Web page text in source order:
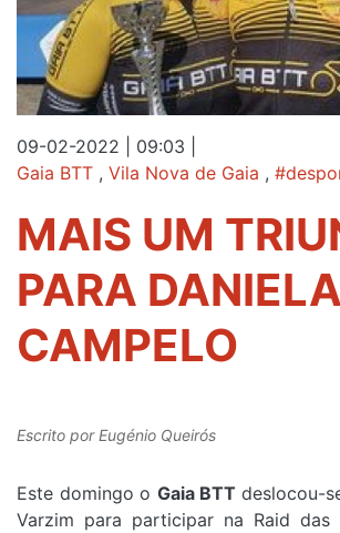
09-02-2022 | 09:03
Gaia BTT , Vila Nova de Gaia ,
MAIS UM
PARA DANIELA
CAMPELO
Escrito porEugénio Queirós
Este domingo o Gaia BTT deslocou-
Varzim para participar na Raid das